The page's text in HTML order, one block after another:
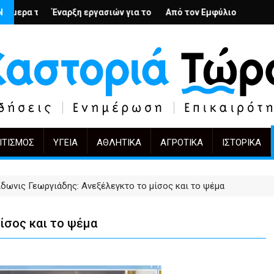
– Ο Άρμιν Βέγκνερ απέναντι στη λήθη
για το Κέντρο Ημέρας Ολικής Φροντίδας στην Καστοριά
Από τον Εμφύλιο στην Πόλωση: το ίδιο έργο,
KIFF 51: Η εικόνα
ΥΓΕΊΑ ΑΘΛΗΤΙΚΆ ΑΓΡΟΤΙΚΆ ΙΣΤΟΡΙΚΆ
Γεωργιάδης: Ανεξέλεγκτο το μίσος και το ψέμα
και το ψέμα